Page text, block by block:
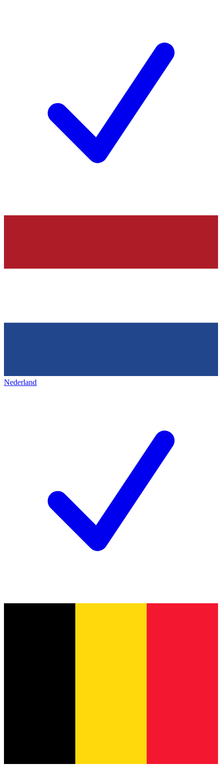
Nederland